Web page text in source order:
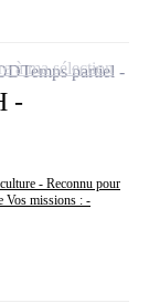
-
- Reconnu pour
Vos missions : -
Temps partiel
à ma sélection